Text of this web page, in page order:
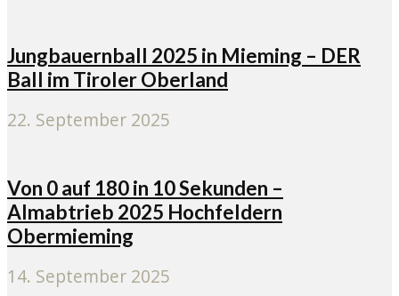
Jungbauernball 2025 in Mieming – DER
Ball im Tiroler Oberland
22. September 2025
Von 0 auf 180 in 10 Sekunden –
Almabtrieb 2025 Hochfeldern
Obermieming
14. September 2025